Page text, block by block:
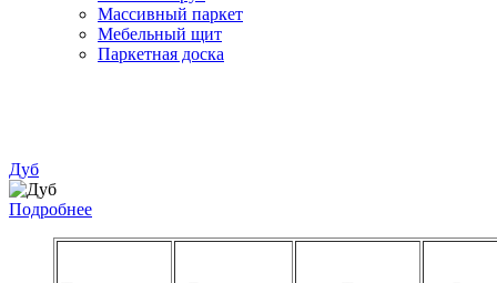
Массивный паркет
Мебельный щит
Паркетная доска
Дуб
Подробнее